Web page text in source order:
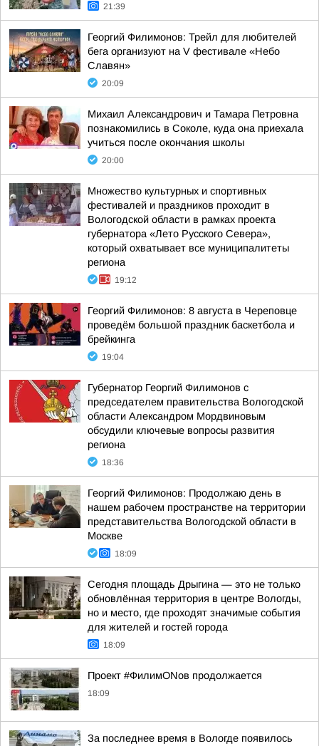
21:39
Георгий Филимонов: Трейл для любителей
бега организуют на V фестивале «Небо
Славян»
20:09
Михаил Александрович и Тамара Петровна
познакомились в Соколе, куда она приехала
учиться после окончания школы
20:00
Множество культурных и спортивных
фестивалей и праздников проходит в
Вологодской области в рамках проекта
губернатора «Лето Русского Севера»,
который охватывает все муниципалитеты
региона
19:12
Георгий Филимонов: 8 августа в Череповце
проведём большой праздник баскетбола и
брейкинга
19:04
Губернатор Георгий Филимонов с
председателем правительства Вологодской
области Александром Мордвиновым
обсудили ключевые вопросы развития
региона
18:36
Георгий Филимонов: Продолжаю день в
нашем рабочем пространстве на территории
представительства Вологодской области в
Москве
18:09
Сегодня площадь Дрыгина — это не только
обновлённая территория в центре Вологды,
но и место, где проходят значимые события
для жителей и гостей города
18:09
Проект #ФилимONов продолжается
18:09
За последнее время в Вологде появилось